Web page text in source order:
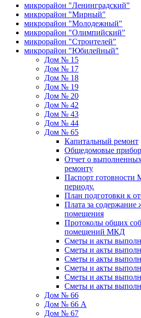
микрорайон "Ленинградский"
микрорайон "Мирный"
микрорайон "Молодежный"
микрорайон "Олимпийский"
микрорайон "Строителей"
микрорайон "Юбилейный"
Дом № 15
Дом № 17
Дом № 18
Дом № 19
Дом № 20
Дом № 42
Дом № 43
Дом № 44
Дом № 65
Капитальный ремонт
Общедомовые
Отчет о
ремонту
Паспорт
периоду.
План подготовки к
Плата за
помещения
Протоколы общих
помещений МКД
Сметы и акты
Сметы и акты
Сметы и акты
Сметы и акты
Сметы и акты
Сметы и акты
Дом № 66
Дом № 66 А
Дом № 67